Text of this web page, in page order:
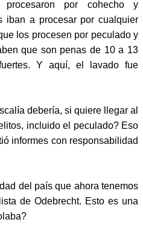
por cohecho y
iban a procesar por cualquier
los procesen por peculado y
que son penas de 10 a 13
Y aquí, el lavado fue
debería, si quiere llegar al
incluido el peculado? Eso
informes con responsabilidad
del país que ahora tenemos
de Odebrecht. Esto es una